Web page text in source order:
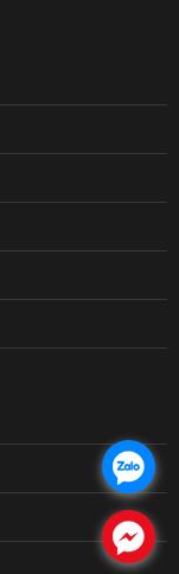
.
.